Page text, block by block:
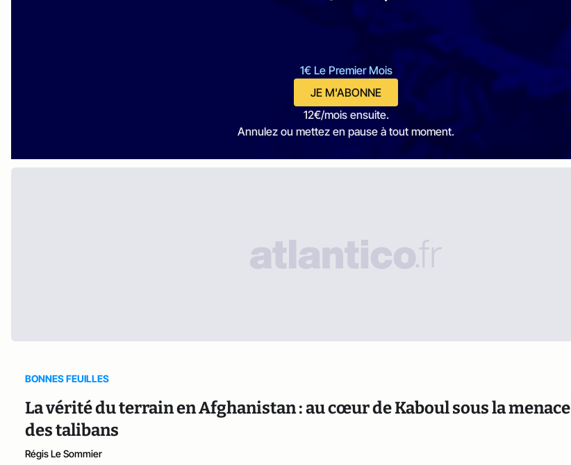
1€ Le Premier Mois
JE M'ABONNE
12€/mois ensuite.
Annulez ou mettez en pause à tout moment.
BONNES FEUILLES
La vérité du terrain en Afghanistan : au cœur de Kaboul sous la menace
des talibans
Régis Le Sommier